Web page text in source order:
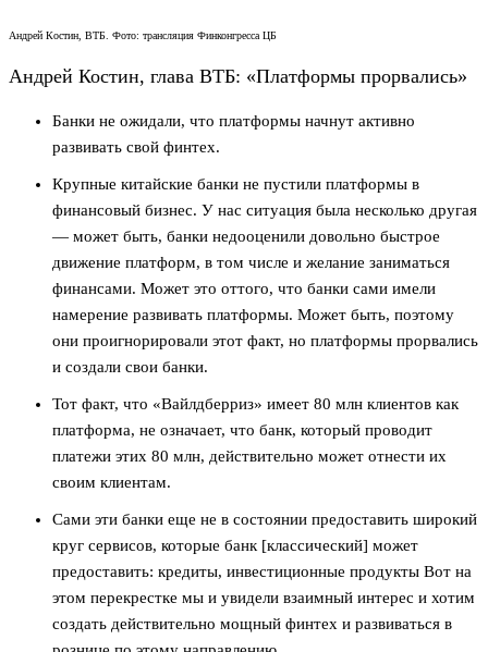
Андрей Костин, ВТБ . Фото: трансляция Финконгресса ЦБ
Андрей Костин, глава ВТБ: «Платформы прорвались»
Банки не ожидали, что платформы начнут активно
развивать свой финтех.
Крупные китайские банки не пустили платформы в
финансовый бизнес. У нас ситуация была несколько другая
— может быть, банки недооценили довольно быстрое
движение платформ, в том числе и желание заниматься
финансами. Может это оттого, что банки сами имели
намерение развивать платформы. Может быть, поэтому
они проигнорировали этот факт, но платформы прорвались
и создали свои банки.
Тот факт, что «Вайлдберриз» имеет 80 млн клиентов как
платформа, не означает, что банк, который проводит
платежи этих 80 млн, действительно может отнести их
своим клиентам.
Сами эти банки еще не в состоянии предоставить широкий
круг сервисов, которые банк [классический] может
предоставить: кредиты, инвестиционные продукты Вот на
этом перекрестке мы и увидели взаимный интерес и хотим
создать действительно мощный финтех и развиваться в